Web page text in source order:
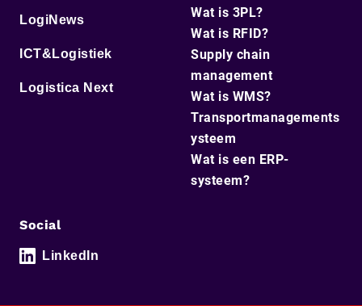
LogiNews
ICT&Logistiek
Logistica Next
Wat is 3PL?
Wat is RFID?
Supply chain
management
Wat is WMS?
Transportmanagements
ysteem
Wat is een ERP-
systeem?
Social
LinkedIn